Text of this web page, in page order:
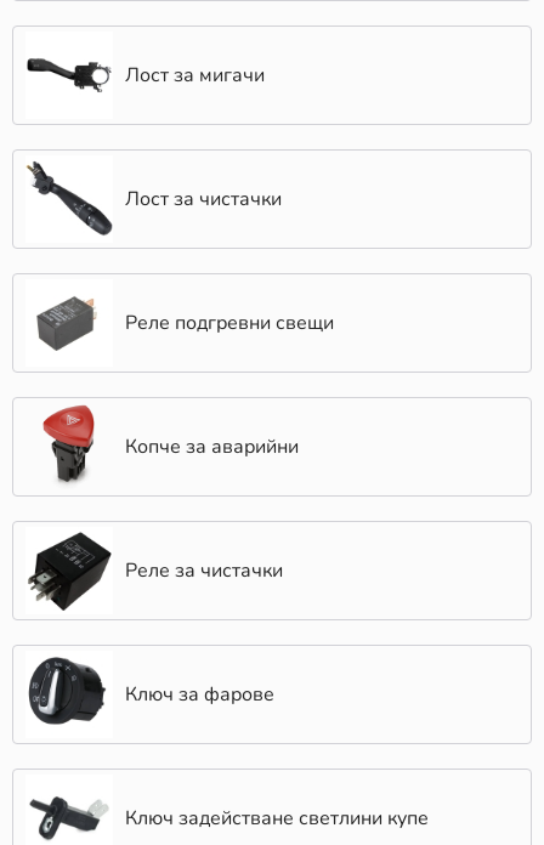
Лост за мигачи
Лост за чистачки
Реле подгревни свещи
Копче за аварийни
Реле за чистачки
Ключ за фарове
Ключ задействане светлини купе